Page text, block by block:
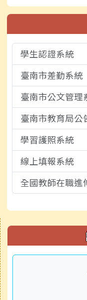
學生認證系統
臺南市差勤系統
臺南市公文管理
臺南市教育局公
學習護照系統
線上填報系統
全國教師在職進
右邊區域內容